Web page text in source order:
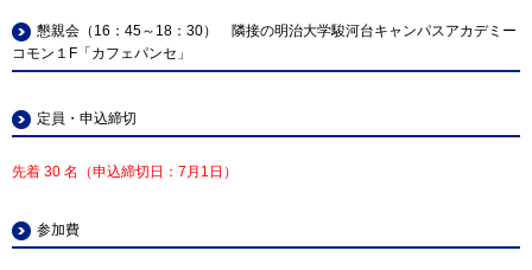
懇親会（16：45～18：30） 隣接の明治大学駿河台キャンパスアカデミー
コモン１F「カフェパンセ」
定員・申込締切
先着 30 名（申込締切日：7月1日）
参加費